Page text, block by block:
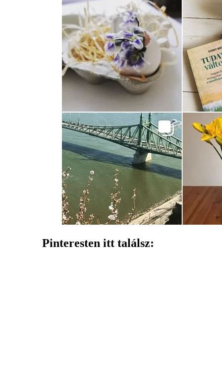
Pinteresten itt találsz: